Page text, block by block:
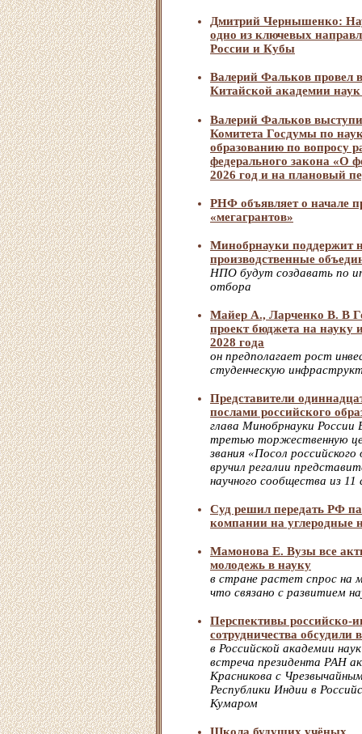
Дмитрий Чернышенко:
одно из ключевых
России и Кубы
Валерий Фальков провел
Китайской академии
Валерий Фальков
Комитета Госдумы по
образованию по вопросу
федерального закона «О
2026 год и на плановый
РНФ объявляет о начале
«мегагрантов»
Минобрнауки поддержит
производственные
НПО будут создавать по
отбора
Майер А., Ларченко В. В
проект бюджета на науку
2028 года
он предполагает рост
студенческую
Представители
послами российского
глава Минобрнауки России
третью торжественную
звания «Посол
вручил регалии
научного сообщества из
Суд решил передать РФ
компании на углеродные
Мамонова Е. Вузы все
молодежь в науку
в стране растет спрос на
что связано с развитием
Перспективы российско-
сотрудничества обсудили
в Российской академии
встреча президента РАН
Красникова с
Республики Индии в
Кумаром